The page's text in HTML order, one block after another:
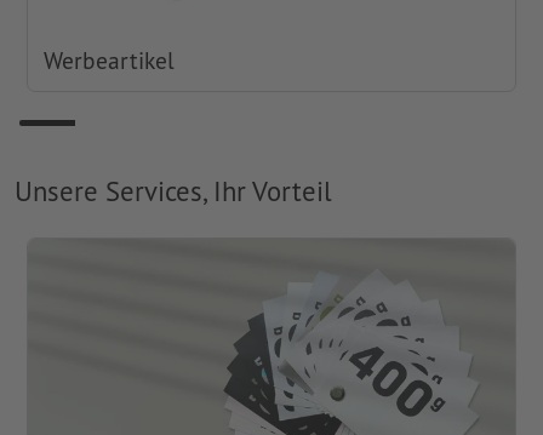
Werbeartikel
Unsere Services, Ihr Vorteil